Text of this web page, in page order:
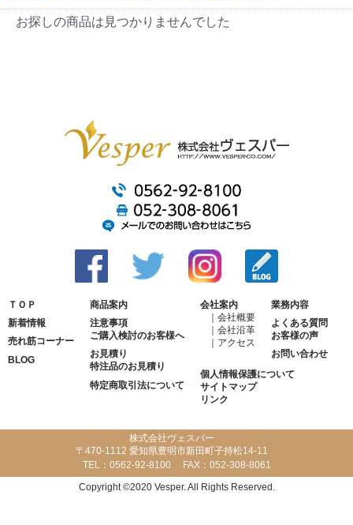
お探しの商品は見つかりませんでした
ＴＯＰ
新着情報
売れ筋コーナー
BLOG
商品案内
注意事項
ご購入検討のお客様へ
お見積り
特注品のお見積り
特定商取引法について
会社案内
会社概要
会社沿革
アクセス
業務内容
よくある質問
お客様の声
お問い合わせ
個人情報保護について
サイトマップ
リンク
株式会社ヴェスパー
〒470-1112 愛知県豊明市新田町子持松14-11
TEL： 0562-92-8100 FAX： 052-308-8061
Copyright ©2020 Vesper. All Rights Reserved.